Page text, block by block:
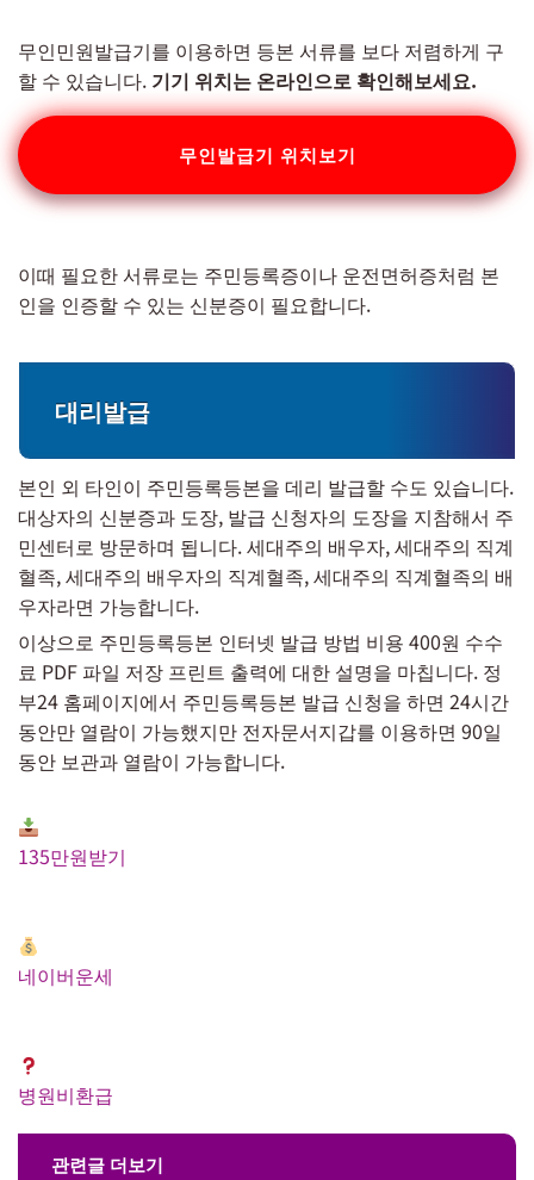
무인민원발급기를 이용하면 등본 서류를 보다 저렴하게 구
할 수 있습니다. 기기 위치는 온라인으로 확인해보세요.
무인발급기 위치보기
이때 필요한 서류로는 주민등록증이나 운전면허증처럼 본
인을 인증할 수 있는 신분증이 필요합니다.
대리발급
본인 외 타인이 주민등록등본을 데리 발급할 수도 있습니다.
대상자의 신분증과 도장, 발급 신청자의 도장을 지참해서 주
민센터로 방문하며 됩니다. 세대주의 배우자, 세대주의 직계
혈족, 세대주의 배우자의 직계혈족, 세대주의 직계혈족의 배
우자라면 가능합니다.
이상으로 주민등록등본 인터넷 발급 방법 비용 400원 수수
료 PDF 파일 저장 프린트 출력에 대한 설명을 마칩니다. 정
부24 홈페이지에서 주민등록등본 발급 신청을 하면 24시간
동안만 열람이 가능했지만 전자문서지갑를 이용하면 90일
동안 보관과 열람이 가능합니다.
135만원받기
네이버운세
병원비환급
관련글 더보기